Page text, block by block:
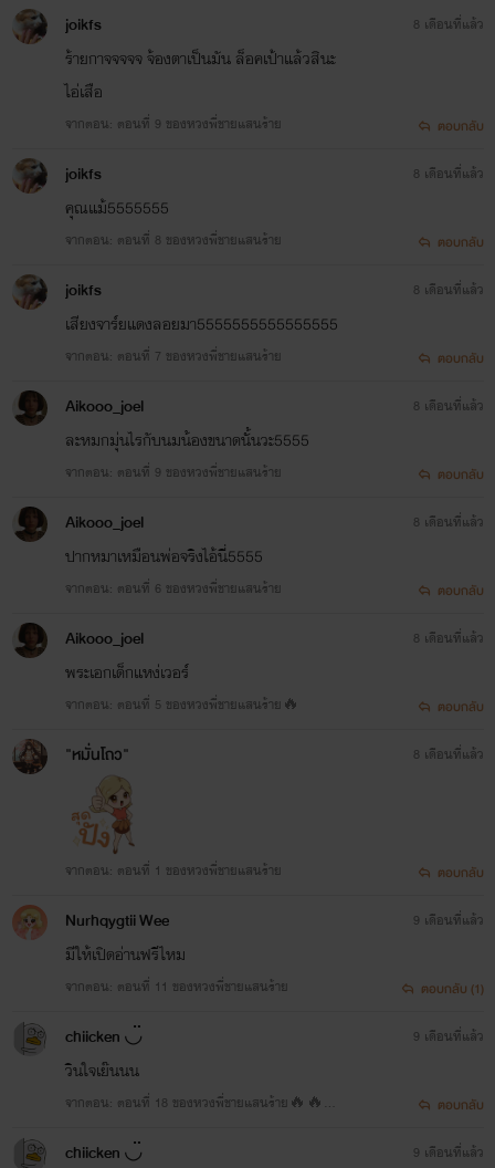
joikfs
ร้ายกาจจจจจ จ้องตาเป็นมัน ล็อคเป้าแล้วสินะ
ไอ่เสือ
จากตอน: ตอนที่ 9 ของหวงพี่ชายแสนร้าย
8 เดือนที่แล้ว
ตอบกลับ
joikfs
คุณแม้5555555
จากตอน: ตอนที่ 8 ของหวงพี่ชายแสนร้าย
8 เดือนที่แล้ว
ตอบกลับ
joikfs
เสียงจาร์ยแดงลอยมา5555555555555555
จากตอน: ตอนที่ 7 ของหวงพี่ชายแสนร้าย
8 เดือนที่แล้ว
ตอบกลับ
Aikooo_joel
ละหมกมุ่นไรกับนมน้องขนาดนั้นวะ5555
จากตอน: ตอนที่ 9 ของหวงพี่ชายแสนร้าย
8 เดือนที่แล้ว
ตอบกลับ
Aikooo_joel
ปากหมาเหมือนพ่อจริงไอ้นี่5555
จากตอน: ตอนที่ 6 ของหวงพี่ชายแสนร้าย
8 เดือนที่แล้ว
ตอบกลับ
Aikooo_joel
พระเอกเด็กแหง่เวอร์
จากตอน: ตอนที่ 5 ของหวงพี่ชายแสนร้าย🔥
8 เดือนที่แล้ว
ตอบกลับ
"หมั่นโถว"
จากตอน: ตอนที่ 1 ของหวงพี่ชายแสนร้าย
8 เดือนที่แล้ว
ตอบกลับ
Nurhqygtii Wee
มีให้เปิดอ่านฟรีไหม
จากตอน: ตอนที่ 11 ของหวงพี่ชายแสนร้าย
9 เดือนที่แล้ว
ตอบกลับ (1)
chiicken ◡̈
วินใจเย๊นนน
จากตอน: ตอนที่ 18 ของหวงพี่ชายแสนร้าย🔥🔥
9 เดือนที่แล้ว
ตอบกลับ
chiicken ◡̈ 9 เดือนที่แล้ว